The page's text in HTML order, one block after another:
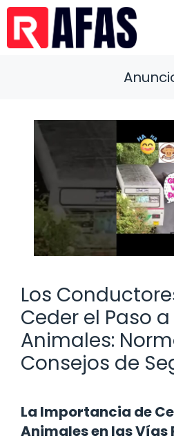
Saltar
contenido
Los
Ceder el Paso
Animales:
Consejos de
La Importancia de
Animales en las Vías